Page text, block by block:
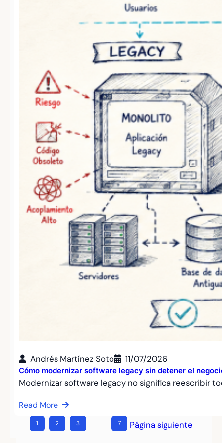
Andrés Martínez Soto 11/07/2026
Cómo modernizar software legacy sin detener el
Modernizar software legacy no significa reescribir
Read More
1 2 3 7 Página siguiente